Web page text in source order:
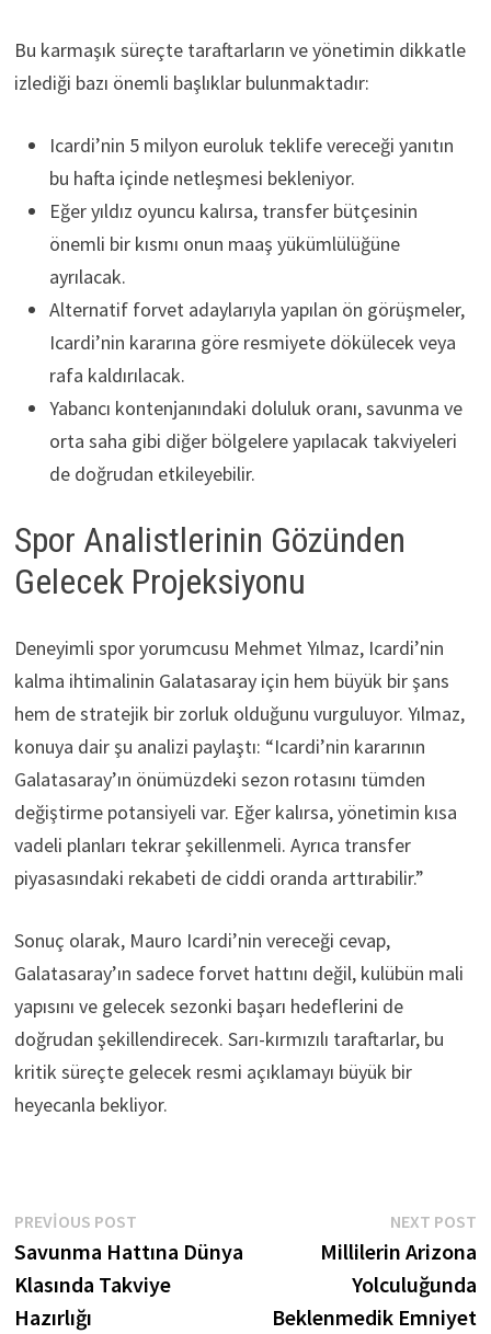
Bu karmaşık süreçte taraftarların ve yönetimin dikkatle
izlediği bazı önemli başlıklar bulunmaktadır:
Icardi’nin 5 milyon euroluk teklife vereceği yanıtın
bu hafta içinde netleşmesi bekleniyor.
Eğer yıldız oyuncu kalırsa, transfer bütçesinin
önemli bir kısmı onun maaş yükümlülüğüne
ayrılacak.
Alternatif forvet adaylarıyla yapılan ön görüşmeler,
Icardi’nin kararına göre resmiyete dökülecek veya
rafa kaldırılacak.
Yabancı kontenjanındaki doluluk oranı, savunma ve
orta saha gibi diğer bölgelere yapılacak takviyeleri
de doğrudan etkileyebilir.
Spor Analistlerinin Gözünden
Gelecek Projeksiyonu
Deneyimli spor yorumcusu Mehmet Yılmaz, Icardi’nin
kalma ihtimalinin Galatasaray için hem büyük bir şans
hem de stratejik bir zorluk olduğunu vurguluyor. Yılmaz,
konuya dair şu analizi paylaştı: “Icardi’nin kararının
Galatasaray’ın önümüzdeki sezon rotasını tümden
değiştirme potansiyeli var. Eğer kalırsa, yönetimin kısa
vadeli planları tekrar şekillenmeli. Ayrıca transfer
piyasasındaki rekabeti de ciddi oranda arttırabilir.”
Sonuç olarak, Mauro Icardi’nin vereceği cevap,
Galatasaray’ın sadece forvet hattını değil, kulübün mali
yapısını ve gelecek sezonki başarı hedeflerini de
doğrudan şekillendirecek. Sarı-kırmızılı taraftarlar, bu
kritik süreçte gelecek resmi açıklamayı büyük bir
heyecanla bekliyor.
Yazı
gezinmesi
PREVIOUS POSTPrevious
post:
Savunma Hattına Dünya
Klasında Takviye
Hazırlığı
NEXT POST
Millilerin Arizona
Yolculuğunda
Beklenmedik Emniyet